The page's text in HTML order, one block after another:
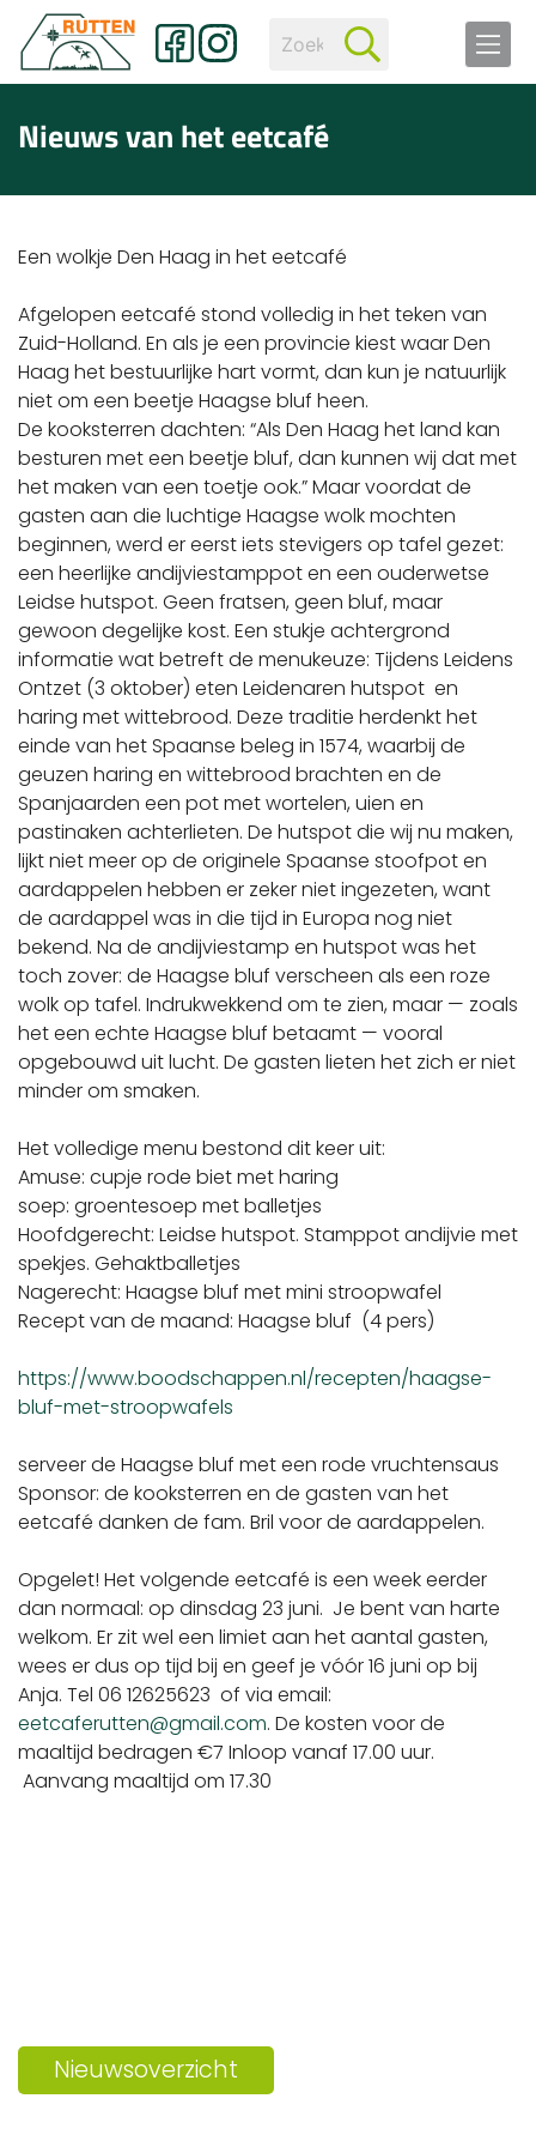
Nieuws van het eetcafé
Een wolkje Den Haag in het eetcafé
Afgelopen eetcafé stond volledig in het teken van
Zuid-Holland. En als je een provincie kiest waar Den
Haag het bestuurlijke hart vormt, dan kun je natuurlijk
niet om een beetje Haagse bluf heen.
De kooksterren dachten: “Als Den Haag het land kan
besturen met een beetje bluf, dan kunnen wij dat met
het maken van een toetje ook.” Maar voordat de
gasten aan die luchtige Haagse wolk mochten
beginnen, werd er eerst iets stevigers op tafel gezet:
een heerlijke andijviestamppot en een ouderwetse
Leidse hutspot. Geen fratsen, geen bluf, maar
gewoon degelijke kost. Een stukje achtergrond
informatie wat betreft de menukeuze: Tijdens Leidens
Ontzet (3 oktober) eten Leidenaren hutspot en
haring met wittebrood. Deze traditie herdenkt het
einde van het Spaanse beleg in 1574, waarbij de
geuzen haring en wittebrood brachten en de
Spanjaarden een pot met wortelen, uien en
pastinaken achterlieten. De hutspot die wij nu maken,
lijkt niet meer op de originele Spaanse stoofpot en
aardappelen hebben er zeker niet ingezeten, want
de aardappel was in die tijd in Europa nog niet
bekend. Na de andijviestamp en hutspot was het
toch zover: de Haagse bluf verscheen als een roze
wolk op tafel. Indrukwekkend om te zien, maar — zoals
het een echte Haagse bluf betaamt — vooral
opgebouwd uit lucht. De gasten lieten het zich er niet
minder om smaken.
Het volledige menu bestond dit keer uit:
Amuse: cupje rode biet met haring
soep: groentesoep met balletjes
Hoofdgerecht: Leidse hutspot. Stamppot andijvie met
spekjes. Gehaktballetjes
Nagerecht: Haagse bluf met mini stroopwafel
Recept van de maand: Haagse bluf (4 pers)
https://www.boodschappen.nl/recepten/haagse-
bluf-met-stroopwafels
serveer de Haagse bluf met een rode vruchtensaus
Sponsor: de kooksterren en de gasten van het
eetcafé danken de fam. Bril voor de aardappelen.
Opgelet! Het volgende eetcafé is een week eerder
dan normaal: op dinsdag 23 juni. Je bent van harte
welkom. Er zit wel een limiet aan het aantal gasten,
wees er dus op tijd bij en geef je vóór 16 juni op bij
Anja. Tel 06 12625623 of via email:
eetcaferutten@gmail.com. De kosten voor de
maaltijd bedragen €7 Inloop vanaf 17.00 uur.
Aanvang maaltijd om 17.30
Nieuwsoverzicht